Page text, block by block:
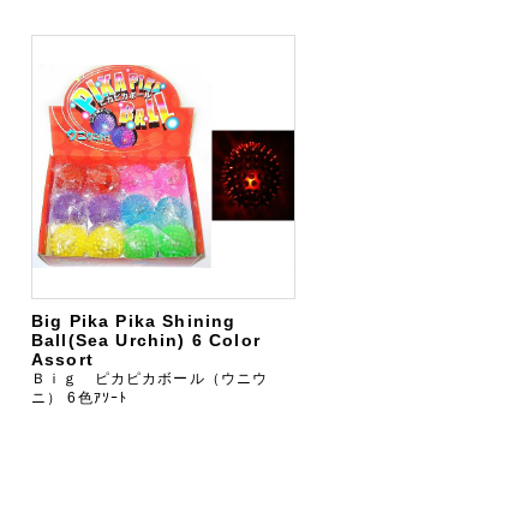
Big Pika Pika Shining
Ball(Sea Urchin) 6 Color
Assort
Ｂｉｇ ピカピカボール（ウニウ
ニ） 6色ｱｿｰﾄ